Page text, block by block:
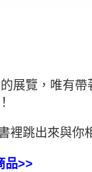
展覽，唯有帶
裡跳出來與你
品>>